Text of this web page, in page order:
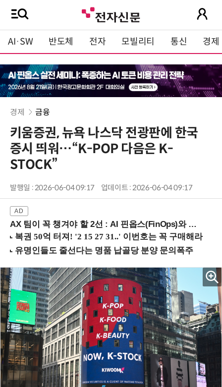
AI·SW 반도체 전자 모빌리티 통신 경제
경제 금융
키움증권, 뉴욕 나스닥 전광판에 한국
증시 띄워…“K-POP 다음은 K-
STOCK”
발행일 : 2026-06-04 09:17 업데이트 : 2026-06-04 09:17
AX 팀이 꼭 챙겨야 할 2선 : AI 핀옵스(FinOps)와 토큰 거버넌스 (8/21 잠실역)